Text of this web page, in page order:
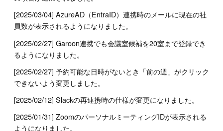
[2025/03/04] AzureAD（EntraID）連携時のメールに現在の社
員数が表示されるようになりました。
[2025/02/27] Garoon連携でも会議室候補を20室まで登録でき
るようになりました。
[2025/02/27] 予約可能な日時がないとき「前の週」がクリック
できないよう変更しました。
[2025/02/12] Slackの再連携時の仕様が変更になりました。
[2025/01/31] ZoomのパーソナルミーティングIDが表示される
ようになりました。